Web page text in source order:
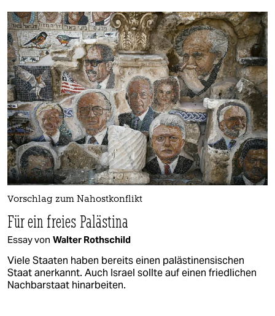
Vorschlag zum Nahostkonflikt
Für ein freies Palästina
Essay von Walter Rothschild
Viele Staaten haben bereits einen palästinensischen
Staat anerkannt. Auch Israel sollte auf einen friedlichen
Nachbarstaat hinarbeiten.